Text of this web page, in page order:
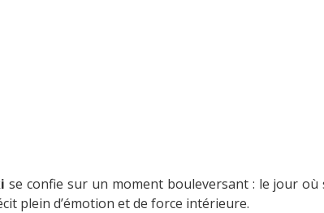
se confie sur un moment bouleversant : le jour où
plein d’émotion et de force intérieure.